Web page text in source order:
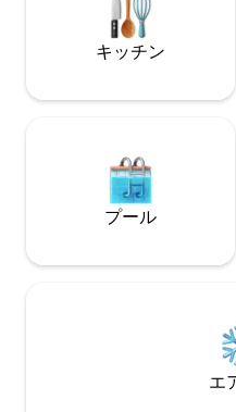
ァーに最適です。 ビーチは
ご家族にとっても理想的な
キッチン
プール
エ